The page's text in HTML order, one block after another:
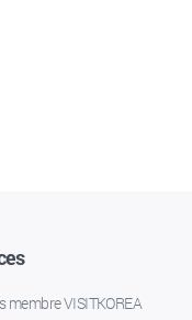
membre VISITKOREA